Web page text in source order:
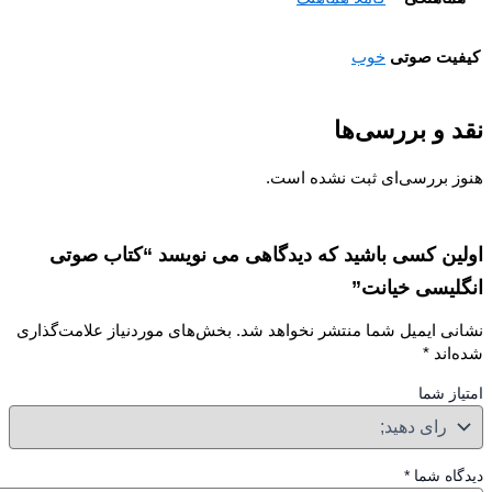
صوتی خوب
و بررسی‌ها
بررسی‌ای ثبت نشده است.
کسی باشید که دیدگاهی می نویسد “کتاب صوتی
خیانت”
ایمیل شما منتشر نخواهد شد. بخش‌های موردنیاز علامت‌گذاری
*
شما
شما *